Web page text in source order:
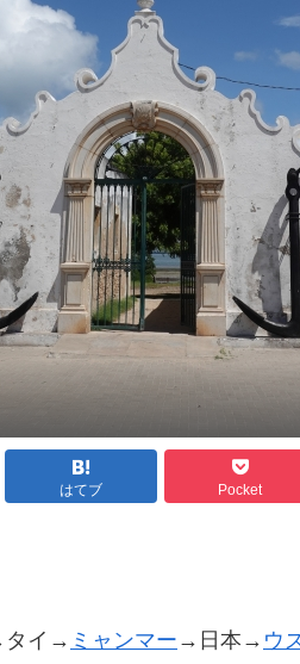
はてブ Pocket
イ→ ミャンマー →日本→ ウ